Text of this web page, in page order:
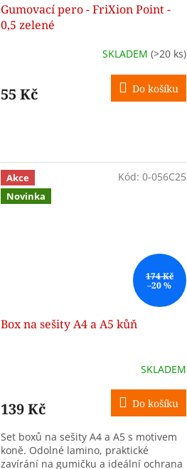
Gumovací pero - FriXion Point -
0,5 zelené
SKLADEM (>20 ks)
55 Kč Do košíku
Akce
Novinka
174 Kč
–20 %
Box na sešity A4 a A5 kůň
SKLADEM
139 Kč Do košíku
Set boxů na sešity A4 a A5 s motivem
koně. Odolné lamino, praktické
zavírání na gumičku a ideální ochrana
Kód: 0-056C25